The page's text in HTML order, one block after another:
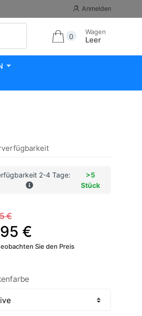
Anmelden
0
Wagen
Leer
2-4 Tage:
>5
Stück
€
€
Sie den Preis